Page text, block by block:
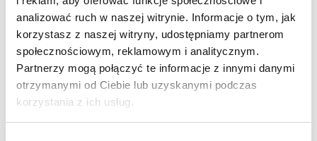
analizować ruch w naszej witrynie. Informacje o tym, jak
korzystasz z naszej witryny, udostępniamy partnerom
społecznościowym, reklamowym i analitycznym.
Partnerzy mogą połączyć te informacje z innymi danymi
otrzymanymi od Ciebie lub uzyskanymi podczas
korzystania z ich usług.
2 440 zł brutto / msc.
Twój nowy samochód w kilku
prostych krokach